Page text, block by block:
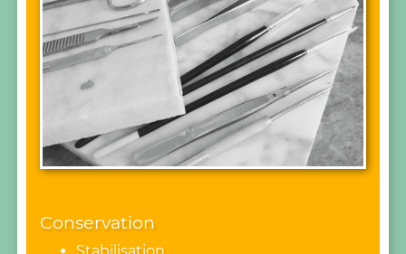
Conservation